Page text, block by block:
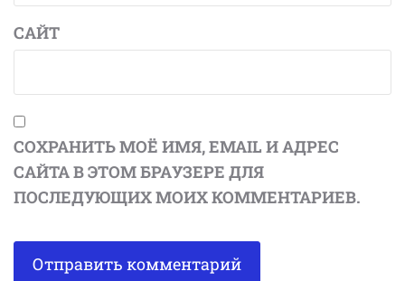
САЙТ
СОХРАНИТЬ МОЁ ИМЯ, EMAIL И АДРЕС
САЙТА В ЭТОМ БРАУЗЕРЕ ДЛЯ
ПОСЛЕДУЮЩИХ МОИХ КОММЕНТАРИЕВ.